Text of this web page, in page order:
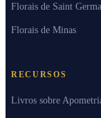
Florais de Saint
Florais de Minas
RECURSOS
Livros sobre